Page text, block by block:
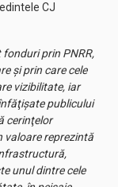
CJ
prin PNRR,
şi prin care cele
vizibilitate, iar
publicului
cerinţelor
valoare reprezintă
unul dintre cele